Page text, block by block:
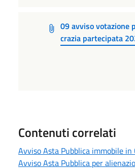
09 avviso votazione
crazia partecipata
Contenuti correlati
Avviso Asta Pubblica immobile in
Avviso Asta Pubblica per